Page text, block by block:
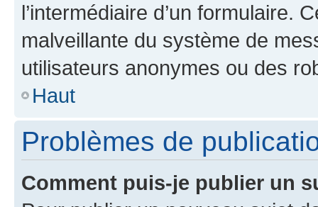
l’intermédiaire d’un formulaire.
malveillante du système de
utilisateurs anonymes ou des
Haut
Problèmes de
Comment puis-je publier un